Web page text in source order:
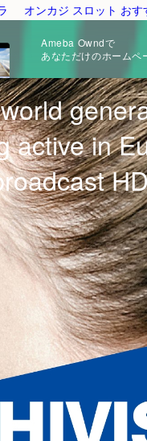
オンカジ スロット おす
Ameba Owndで
あなただけのホームペ